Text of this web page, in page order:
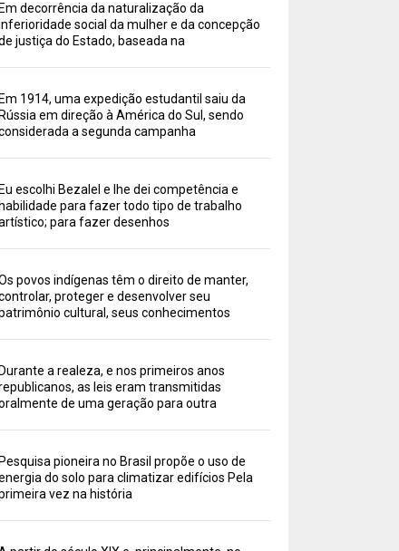
Em decorrência da naturalização da
social da mulher e da concepção
justiça do Estado, baseada na
Em 1914, uma expedição estudantil saiu da
Rússia em direção à América do Sul, sendo
a segunda campanha
Eu escolhi Bezalel e lhe dei competência e
habilidade para fazer todo tipo de trabalho
para fazer desenhos
povos indígenas têm o direito de manter,
proteger e desenvolver seu
cultural, seus conhecimentos
Durante a realeza, e nos primeiros anos
as leis eram transmitidas
de uma geração para outra
Pesquisa pioneira no Brasil propõe o uso de
do solo para climatizar edifícios Pela
vez na história